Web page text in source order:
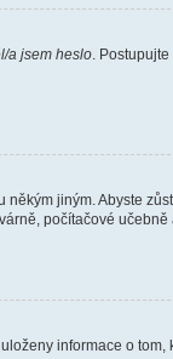
a jsem heslo .
jiným. Abyste
počítačové učebně
informace o tom,